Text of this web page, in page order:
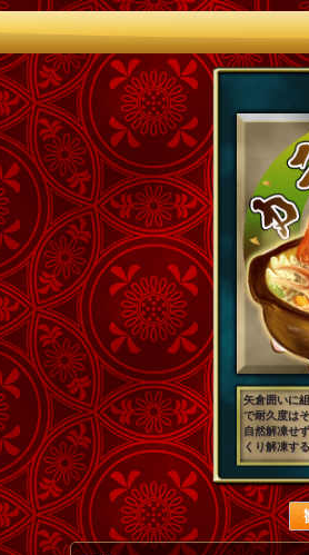
矢倉囲いに
で耐久度は
自然解凍せ
くり解凍す